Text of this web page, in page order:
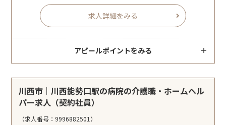
求人詳細をみる
アピールポイントをみる
川西市｜川西能勢口駅の病院の介護職・ホームヘル
パー求人（契約社員）
（求人番号：9996882501）